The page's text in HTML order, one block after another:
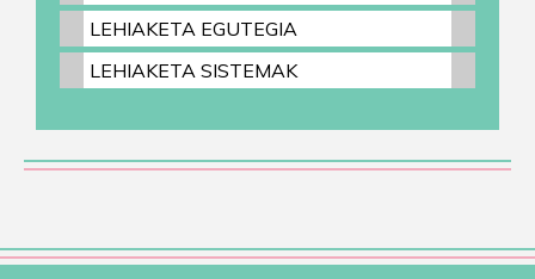
LEHIAKETA EGUTEGIA
LEHIAKETA SISTEMAK